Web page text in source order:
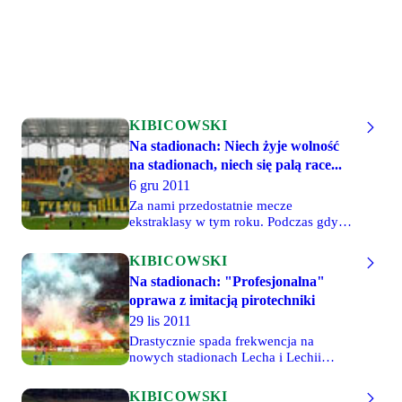
KIBICOWSKI
Na stadionach: Niech żyje wolność
na stadionach, niech się palą race...
6 gru 2011
Za nami przedostatnie mecze
ekstraklasy w tym roku. Podczas gdy
(Górnik, Lech), inne dopiero je
zaostrzają (Zagłębie). W Lubinie fani z
młyna nie pojawili się na stadionie.
Kibice Korony Kielce przygotowali
dobrą oprawę, za którą niestety mogą
mieć problemy ze strony klubowych
działaczy i policji.
KIBICOWSKI
Na stadionach: "Profesjonalna"
oprawa z imitacją pirotechniki
29 lis 2011
Drastycznie spada frekwencja na
nowych stadionach Lecha i Lechii
razie drugi komplet zanotował Śląsk, ale
KIBICOWSKI